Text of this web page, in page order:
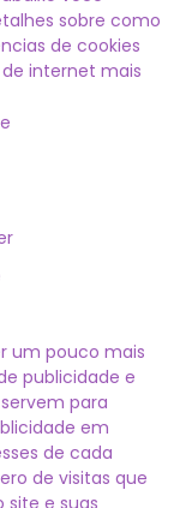
sobre como
de cookies
internet mais
um pouco mais
publicidade e
para
em
de cada
de visitas que
site e suas